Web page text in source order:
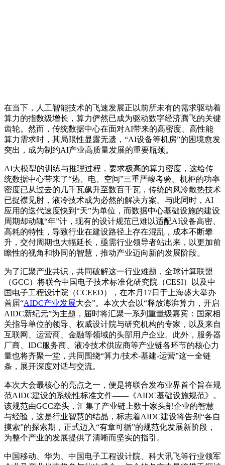
在当下，人工智能技术的飞速发展正以前所未有的需求驱动着
算力的指数级增长，算力俨然已成为驱动数字经济腾飞的关键
齿轮。然而，传统数据中心在面对AI带来的高密度、高性能
算力需求时，其局限性显露无遗，“AI设备等机房”的困境愈发
突出，成为制约AI产业高质量发展的重要瓶颈。
AI大模型的训练与推理过程，要求极高的算力密度，这给传
统数据中心带来了“热、电、空间”三重严峻考验。机柜的功率
密度已从过去的几千瓦飙升至数百千瓦，传统的风冷散热技术
已捉襟见肘，液冷技术成为必然的解决方案。与此同时，AI
应用的迭代速度快到“天”为单位，而数据中心基础设施的建设
周期却动辄“年”计，现有的设计规范已难以适配AI设备高密、
高耗的特性，导致行业在建设路径上存在混乱，成本不断攀
升，交付周期也大幅延长，亟需行业领导者站出来，以更加前
瞻性的视角和协同的智慧，推动产业迈向新的发展阶段。
为了汇聚产业共识，共同破解这一行业难题，全球计算联盟
（GCC）将联合中国电子技术标准化研究院（CESI）以及中
国电子工程设计院（CCEED），在本月17日于上海盛大举办
首届“AIDC产业发展大会”。本次大会以“释放澎湃算力，开启
AIDC新纪元”为主题，届时将汇聚一系列重量级嘉宾：国家相
关指导单位的领导、权威设计院与研究机构的专家，以及来自
互联网、运营商、金融等领域的头部用户企业。此外，服务器
厂商、IDC服务商、液冷技术供应商等产业链各环节的核心力
量也将齐聚一堂，共同围绕“算力/技术-基建-运营”这一全链
条，展开深度对话与交流。
本次大会最核心的亮点之一，便是将联合发布业界首个旨在规
范AIDC建设的系统性标准文件——《AIDC基础设施规范》。
该规范由GCC牵头，汇集了产业链上数十家头部企业的智慧
与经验，这是行业智慧的结晶，标志着AIDC建设将告别“各自
摸索”的探索期，正式迈入“有章可循”的规范化发展新阶段，
为整个产业的发展提供了清晰而坚实的指引。
中国移动、华为、中国电子工程设计院、科大讯飞等行业领军